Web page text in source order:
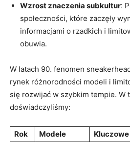
Wzrost znaczenia subkultur:
społeczności, które zaczęły
informacjami o rzadkich i
obuwia.
W latach 90. fenomen
rynek różnorodności modeli i
się rozwijać w szybkim tempie. W
doświadczyliśmy:
Rok Modele